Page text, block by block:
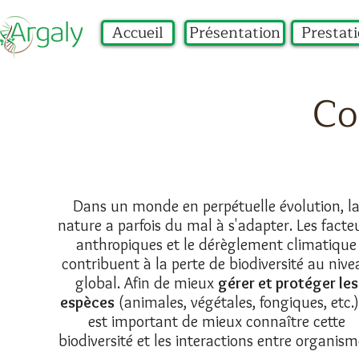
Accueil Présentation
Dans un monde en perpétuelle évolution, la
nature a parfois du mal à s'adapter. Les
anthropiques et le dérèglement climatique
contribuent à la perte de biodiversité au
global. Afin de mieux gérer et protéger les
espèces(animales, végétales, fongiques,
est important de mieux connaître cette
biodiversité et les interactions entre